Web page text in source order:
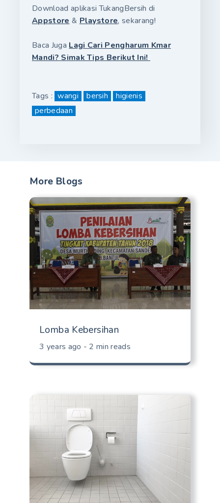
Download aplikasi TukangBersih di
Appstore & Playstore, sekarang!
Baca Juga Lagi Cari Pengharum Kmar
Mandi? Simak Tips Berikut Ini!
Tags : wangi bersih
higienis
perbedaan
More Blogs
Lomba Kebersihan
3 years ago - 2 min reads